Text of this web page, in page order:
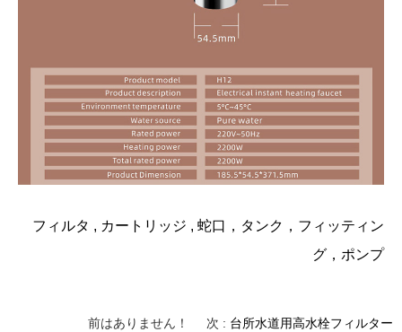
フィルタ , カートリッジ , 蛇口 ， タンク ， フィッティン
グ ， ポンプ
次 : 台所水道用高水栓フィルター
前はありません！